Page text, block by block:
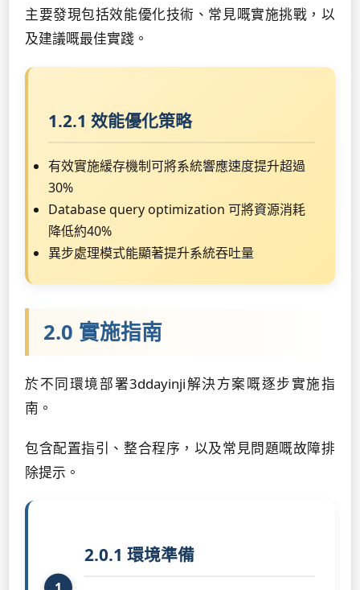
主要發現包括效能優化技術、常見嘅實施挑戰，以
及建議嘅最佳實踐。
1.2.1 效能優化策略
有效實施緩存機制可將系統響應速度提升超過
30%
Database query optimization 可將資源消耗
降低約40%
異步處理模式能顯著提升系統吞吐量
2.0 實施指南
於不同環境部署3ddayinji解決方案嘅逐步實施指
南。
包含配置指引、整合程序，以及常見問題嘅故障排
除提示。
2.0.1 環境準備